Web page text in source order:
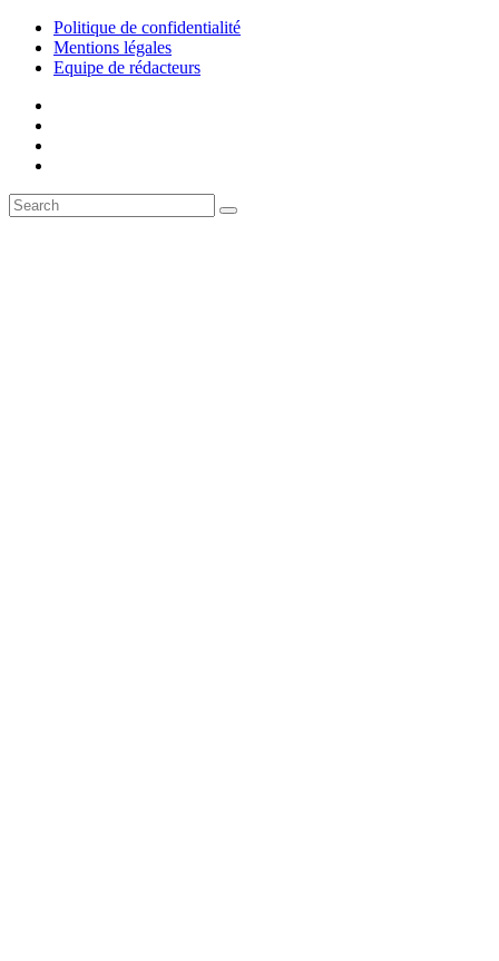
Politique de confidentialité
Mentions légales
Equipe de rédacteurs